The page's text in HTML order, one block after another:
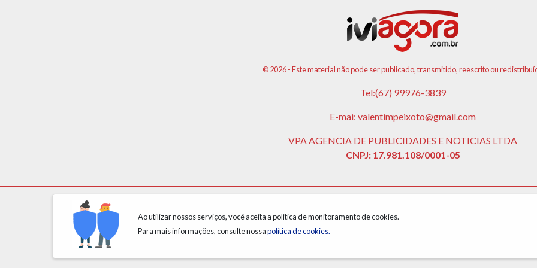
Ao utilizar nossos serviços, você aceita a política de monitoramento de cookies.
Para mais informações, consulte nossapolítica de cookies.
© 2026 - Este material não pode ser publicado, transmitido, reescrito ou
Tel:(67) 99976-3839
E-mai: valentimpeixoto@gmail.com
VPA AGENCIA DE PUBLICIDADES E NOTICIAS LTDA
CNPJ: 17.981.108/0001-05